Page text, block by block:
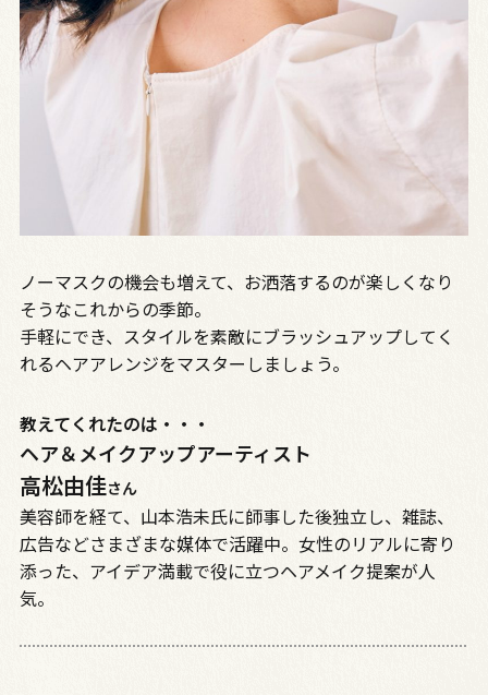
ノーマスクの機会も増えて、お洒落するのが楽しくなり
そうなこれからの季節。
手軽にでき、スタイルを素敵にブラッシュアップしてく
れるヘアアレンジをマスターしましょう。
教えてくれたのは・・・
ヘア＆メイクアップアーティスト
高松由佳さん
美容師を経て、山本浩未氏に師事した後独立し、雑誌、
広告などさまざまな媒体で活躍中。女性のリアルに寄り
添った、アイデア満載で役に立つヘアメイク提案が人
気。